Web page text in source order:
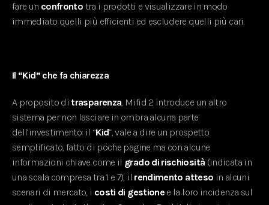
fare un confronto tra i prodotti e visualizzare in modo
immediato quelli più efficienti ed escludere quelli più cari.
Il “Kid” che fa chiarezza
A proposito di trasparenza, Mifid 2 introduce un altro
sistema per non lasciare in ombra alcuna parte
dell’investimento: il “Kid”, vale a dire un prospetto
semplificato, fatto di poche pagine ma con alcune
informazioni chiave come il grado di rischiosità (indicata in
una scala compresa tra 1 e 7), il rendimento atteso in alcuni
scenari di mercato, i costi di gestione e la loro incidenza sul